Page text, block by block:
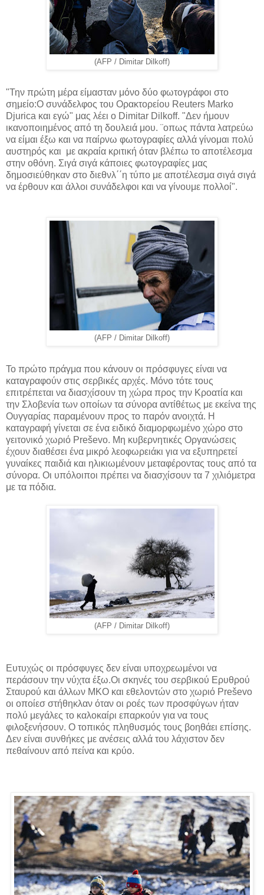
(AFP / Dimitar Dilkoff)
"Την πρώτη μέρα είμασταν μόνο δύο φωτογράφοι στο
σημείο:Ο συνάδελφος του Ορακτορείου Reuters Marko
Djurica και εγώ" μας λέει ο Dimitar Dilkoff. "Δεν ήμουν
ικανοποιημένος από τη δουλειά μου. ¨οπως πάντα λατρεύω
να είμαι έξω και να παίρνω φωτογραφίες αλλά γίνομαι πολύ
αυστηρός και με ακραία κριτική όταν βλέπω το αποτέλεσμα
στην οθόνη. Σιγά σιγά κάποιες φωτογραφίες μας
δημοσιεύθηκαν στο διεθνλ΄΄η τύπο με αποτέλεσμα σιγά σιγά
να έρθουν και άλλοι συνάδελφοι και να γίνουμε πολλοί".
(AFP / Dimitar Dilkoff)
Το πρώτο πράγμα που κάνουν οι πρόσφυγες είναι να
καταγραφούν στις σερβικές αρχές. Μόνο τότε τους
επιτρέπεται να διασχίσουν τη χώρα προς την Κροατία και
την Σλοβενία των οποίων τα σύνορα αντίθέτως με εκείνα της
Ουγγαρίας παραμένουν προς το παρόν ανοιχτά. Η
καταγραφή γίνεται σε ένα ειδικό διαμορφωμένο χώρο στο
γειτονικό χωριό Preševo. Μη κυβερνητικές Οργανώσεις
έχουν διαθέσει ένα μικρό λεοφωρειάκι για να εξυπηρετεί
γυναίκες παιδιά και ηλικιωμένουν μεταφέροντας τους από τα
σύνορα. Οι υπόλοιποι πρέπει να διασχίσουν τα 7 χιλιόμετρα
με τα πόδια.
(AFP / Dimitar Dilkoff)
Ευτυχώς οι πρόσφυγες δεν είναι υποχρεωμένοι να
περάσουν την νύχτα έξω.Οι σκηνές του σερβικού Ερυθρού
Σταυρού και άλλων ΜΚΟ και εθελοντών στο χωριό Preševo
οι οποίεσ στήθηκλαν όταν οι ροές των προσφύγων ήταν
πολύ μεγάλες το καλοκαίρι επαρκούν για να τους
φιλοξενήσουν. Ο τοπικός πληθυσμός τους βοηθάει επίσης.
Δεν είναι συνθήκες με ανέσεις αλλά του λάχιστον δεν
πεθαίνουν από πείνα και κρύο.